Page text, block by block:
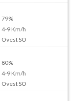
79%
4-9Km/h
Ovest SO
80%
4-9Km/h
Ovest SO